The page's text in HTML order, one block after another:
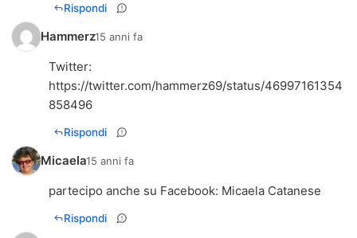
Rispondi
Hammerz15 anni fa
https://twitter.com/hammerz69/status/46997161354
858496
Rispondi
Micaela15 anni fa
partecipo anche su Facebook: Micaela Catanese
Rispondi